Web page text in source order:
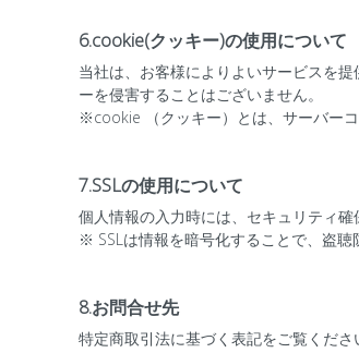
6.cookie(クッキー)の使用について
当社は、お客様によりよいサービスを
ーを侵害することはございません。
※cookie （クッキー）とは、サーバー
7.SSLの使用について
個人情報の入力時には、セキュリティ
※ SSLは情報を暗号化することで、盗聴
8.お問合せ先
特定商取引法に基づく表記をご覧くださ